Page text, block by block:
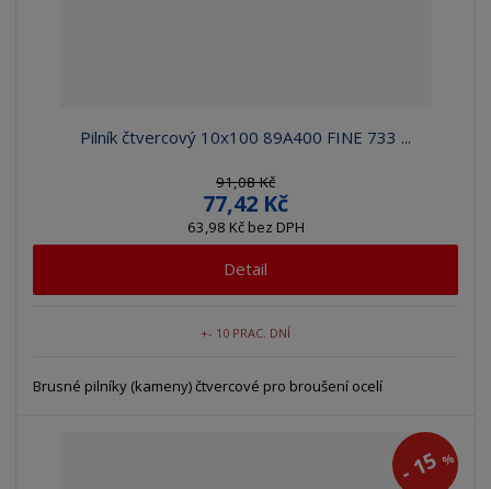
Pilník čtvercový 10x100 89A400 FINE 733 ...
91,08 Kč
77,42 Kč
63,98 Kč bez DPH
Detail
+- 10 PRAC. DNÍ
Brusné pilníky (kameny) čtvercové pro broušení ocelí
-15%